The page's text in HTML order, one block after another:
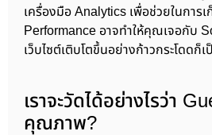
เครื่องมือ Analytics เพื่อช่วยในการ
Performance อาจทำให้คุณเจอกับ
เว็บไซต์เติบโตขึ้นอย่างก้าวกระโดดก็เ
เราจะวัดได้อย่างไรว่า
คุณภาพ?